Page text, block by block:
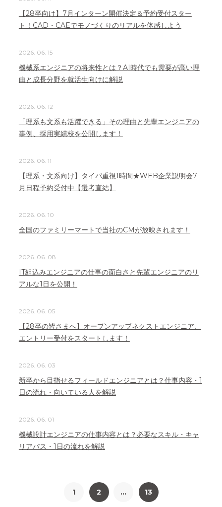
【28卒向け】7月インターン開催決定＆予約受付スター
ト！CAD・CAEでモノづくりのリアルを体感しよう
2026. 06. 15
機械系エンジニアの将来性とは？AI時代でも需要が高い理
由と成長分野を就活生向けに解説
2026. 06. 12
「理系も文系も活躍できる」その理由と先輩エンジニアの
事例、採用実績校を公開します！
2026. 06. 11
【理系・文系向け】タイパ重視1時間★WEB企業説明会7
月日程予約受付中【選考直結】
2026. 06. 10
全国のファミリーマートで当社のCMが放映されます！
2026. 06. 08
IT組込みエンジニアの仕事の面白さと先輩エンジニアのリ
アルな1日を公開！
2026. 06. 05
【28卒の皆さまへ】オープンアップネクストエンジニア、
エントリー受付をスタートします！
2026. 06. 03
新卒から目指せるフィールドエンジニアとは？仕事内容・1
日の流れ・向いている人を解説
2026. 06. 01
機械設計エンジニアの仕事内容とは？必要なスキル・キャ
リアパス・1日の流れを解説
1 2 … 13